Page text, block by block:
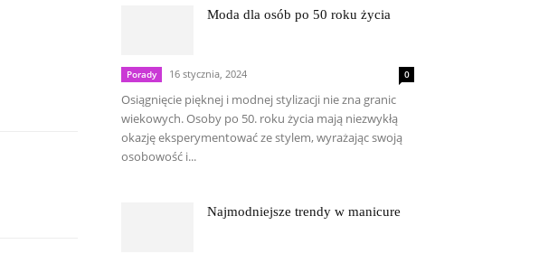
Moda dla osób po 50 roku życia
Porady 16 stycznia, 2024 0
Osiągnięcie pięknej i modnej stylizacji nie zna granic
wiekowych. Osoby po 50. roku życia mają niezwykłą
okazję eksperymentować ze stylem, wyrażając swoją
osobowość i...
Najmodniejsze trendy w manicure